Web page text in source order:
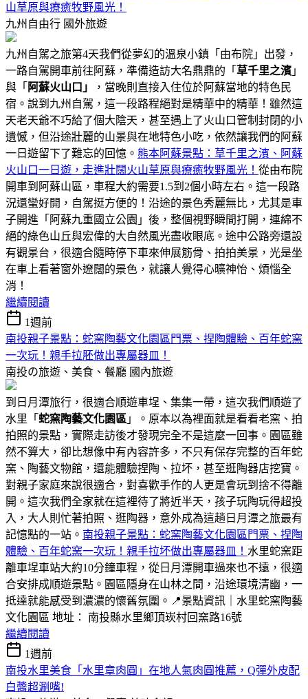
山草原與療癒牧野風光！
九州自由行 國外旅遊
九州自駕之旅第4天我們從夢幻的溫泉小鎮「由布院」出發，
一路自駕開車前往阿蘇，準備造訪大名鼎鼎的「 草千里之濱 」
與「 阿蘇火山口」
，當晚則直接入住位於阿蘇當地的特色民
宿。說到九州自駕，這一段路程絕對是精華中的精華！雖然這
天老天爺不巧給了個大陰天，甚至遇上了火山口管制封閉的小
遺憾，但沿途壯麗的山景與在地特色小吃，依然讓我們的阿蘇
一日遊留下了難忘的回憶。 熊本阿蘇景點：草千里之濱、阿蘇
火山口一日遊，走進壯闊火山草原與療癒牧野風光！ 從由布院
開車到阿蘇山區，車程大約需要1.5到2個小時左右。這一段路
況還蠻好開，自駕挺方便的！沿途的景色秀麗無比，尤其是車
子開進「阿蘇九重國立公園」後，整個視野瞬間打開，連綿不
絕的綠色山丘與宏偉的大自然風光盡收眼底。途中公路旁還設
有觀景台，很適合隨時停下車來伸展筋骨、拍拍美景，光是坐
在車上看著窗外遼闊的景色，就讓人覺得心曠神怡、煩惱全
消！
繼續閱讀
1週前
南投親子景點：蛇窯陶藝文化園區門票、捏陶體驗、百年蛇窯
一次玩！親手拉胚做出專屬器皿！
南投の旅遊、美食、餐廳 國內旅遊
到日月潭旅行，很適合順遊車埕、集集一帶，這次我們順遊了
水里「 蛇窯陶藝文化園區 」。原本以為裡面就是看看老窯、拍
拍照的景點，實際走訪後才發現完全不是這麼一回事。園區雖
然不算大，卻比想像中有內容許多，不只有保存完整的百年蛇
窯、陶藝文物館，還能體驗捏陶、拉坏，甚至逛陶器店挖寶。
對親子家庭來說很適合，對喜歡手作的人更是會玩到捨不得離
開。這次我們全家就在這裡待了將近半天，孩子玩陶玩得超投
入，大人則忙著拍照、逛陶器，意外成為這趟日月潭之旅最有
記憶點的一站。 南投親子景點：蛇窯陶藝文化園區門票、捏陶
體驗、百年蛇窯一次玩！親手拉坏做出專屬器皿！ 水里蛇窯距
離車埕車站大約10分鐘車程，從日月潭開車過來也不遠，很適
合安排成順遊景點。園區隱身在山林之間，沿途環境清幽，一
抵達就能感受到濃濃的懷舊氛圍。📍景點資訊｜水里蛇窯陶藝
文化園區 地址： 南投縣水里鄉頂崁村回窯路16號
繼續閱讀
1週前
南投水里美食「水里章肉圓」在地人氣肉圓推薦，Q彈外皮配
白醬超涮嘴!